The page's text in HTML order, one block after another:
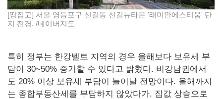
[땅집고] 서울 영등포구 신길동 신길뉴타운 '래미안에스티움' 단
지 전경. /네이버지도
특히 정부는 한강벨트 지역의 경우 올해보다 보유세 부
담이 30~50% 증가할 수 있다고 밝혔다. 비강남권에서
도 20% 이상 보유세 부담이 늘어날 전망이다. 올해까지
는 종합부동산세를 부담하지 않았다가, 집값 상승으로